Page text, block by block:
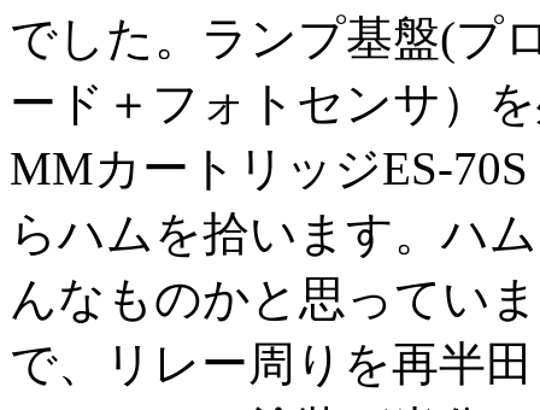
でした。ランプ基盤(プ
ード＋フォトセンサ）
MMカートリッジES-
らハムを拾います。ハ
んなものかと思ってい
で、リレー周りを再半